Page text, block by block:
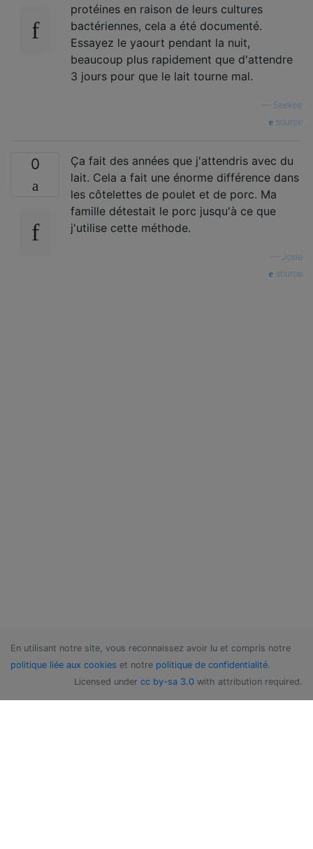
protéines en raison de leurs cultures
bactériennes, cela a été documenté.
Essayez le yaourt pendant la nuit,
beaucoup plus rapidement que d'attendre
3 jours pour que le lait tourne mal.
Seekee
source
0
Ça fait des années que j'attendris avec du
lait. Cela a fait une énorme différence dans
les côtelettes de poulet et de porc. Ma
famille détestait le porc jusqu'à ce que
j'utilise cette méthode.
Josie
source
En utilisant notre site, vous reconnaissez avoir lu et compris notre
politique liée aux cookies et notre politique de confidentialité.
Licensed under cc by-sa 3.0 with attribution required.